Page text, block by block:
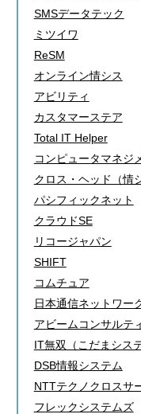
SMSデータテック
ミツイワ
ReSM
オンライン情シス
アビリティ
カスタマーステア
Total IT Helper
コンピュータマネジ
クロス・ヘッド（情
パシフィックネット
クラウドSE
リコージャパン
SHIFT
コムチュア
日本通信ネットワー
アビームコンサルテ
IT無双（こだまシス
DSB情報システム
NTTテクノクロスサ
フレックシステムズ